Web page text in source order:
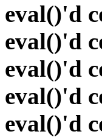
eval()'d
eval()'d
eval()'d
eval()'d
eval()'d